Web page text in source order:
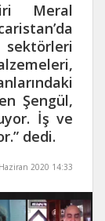
Meral
Şengül,
İş ve
dedi.
2020 14:33